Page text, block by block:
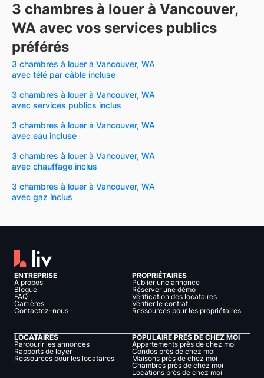
3 chambres à louer à Vancouver,
WA avec vos services publics
préférés
3 chambres à louer à Vancouver, WA
avec télé par câble incluse
3 chambres à louer à Vancouver, WA
avec services publics inclus
3 chambres à louer à Vancouver, WA
avec eau incluse
3 chambres à louer à Vancouver, WA
avec chauffage inclus
3 chambres à louer à Vancouver, WA
avec gaz inclus
ENTREPRISE
À propos
Blogue
FAQ
Carrières
Contactez-nous
PROPRIÉTAIRES
Publier une annonce
Réserver une démo
Vérification des locataires
Vérifier le contrat
Ressources pour les propriétaires
LOCATAIRES
Parcourir les annonces
Rapports de loyer
Ressources pour les locataires
POPULAIRE PRÈS DE CHEZ MOI
Appartements près de chez moi
Condos près de chez moi
Maisons près de chez moi
Chambres près de chez moi
Locations près de chez moi